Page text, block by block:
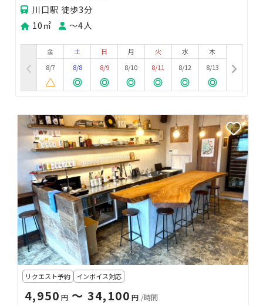
川口駅 徒歩3分
10㎡
〜4人
金
8/7
土
8/8
日
8/9
月
8/10
火
8/11
水
8/12
木
8/13
リクエスト予約 インボイス対応
4,950 円〜 34,100 円 /時間